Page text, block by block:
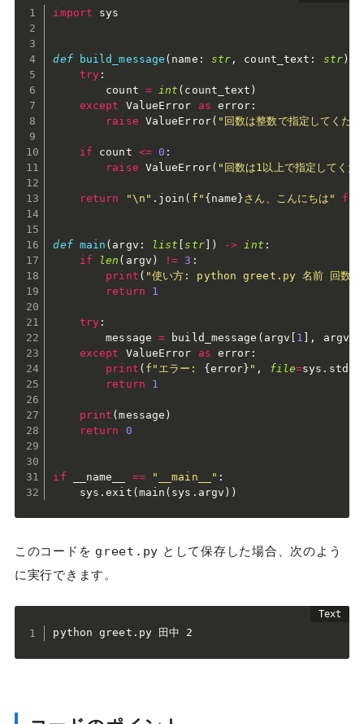
import sys
def build_message ( name : str , count_text : str)
try :
        count
= int ( count_text )
except ValueError as error :
raise ValueError( "回数は整数で指定してくだ
if count <= 0 :
raise ValueError( "回数は1以上で指定してくだ
return "\n" . join ( f" {name}さん、こんにちは" for
def main ( argv : list [str] ) -> int :
if
len ( argv ) != 3 :
print ( "使い方: python greet.py 名前 回数"
return
1
try :
        message
= build_message ( argv [ 1 ] , argv
except ValueError as error :
print ( f"エラー: {error} " , file=sys .
return
1
print (message )
return
0
if __name__ == "__main__" :
    sys
.exit (main ( sys . argv ) )
このコードを greet.py として保存した場合、次のよう
に実行できます。
python greet.py 田中 2